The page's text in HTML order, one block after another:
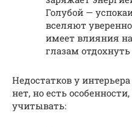
Голубой —
вселяют
имеет влияния
глазам
Недостатков у
нет, но есть
учитывать: